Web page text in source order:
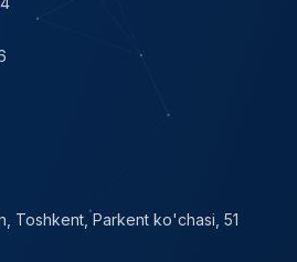
Toshkent, Parkent ko'chasi, 51